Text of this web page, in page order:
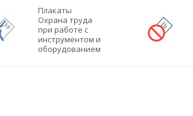
Плакаты
Охрана труда
при работе с
инструментом и
оборудованием